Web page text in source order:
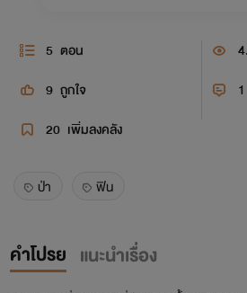
5 ตอน
9 ถูกใจ 1
20 เพิ่มลงคลัง
ป่า ฟิน
คำโปรย แนะนำเรื่อง